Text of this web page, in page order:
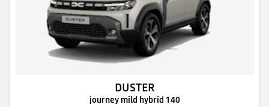
DUSTER
journey mild hybrid 140